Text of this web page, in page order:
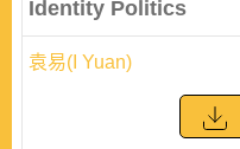
Identity Politics
袁易(I Yuan)